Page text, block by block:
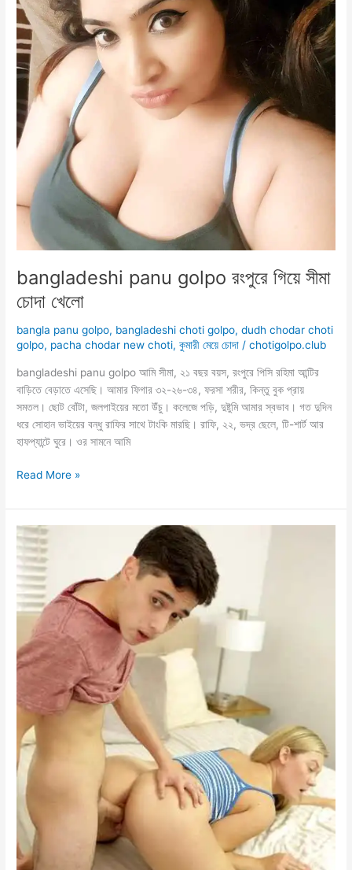
bangladeshi panu golpo রংপুরে গিয়ে সীমা
চোদা খেলো
bangla panu golpo, bangladeshi choti golpo,dudh chodar choti
golpo, pacha chodar new choti,কুমারী মেয়ে চোদা /chotigolpo.club
bangladeshi panu golpo আমি সীমা, ২১ বছর বয়স, রংপুরে পিসি রহিমা আন্টির
বাড়িতে বেড়াতে এসেছি। আমার ফিগার ৩২-২৬-৩৪, ফরসা শরীর, কিন্তু বুক প্রায়
সমতল। ছোট বোঁটা, জলপাইয়ের মতো উঁচু। কলেজে পড়ি, দুষ্টুমি আমার স্বভাব। গত দুদিন
ধরে সোহান ভাইয়ের বন্ধু রাফির সাথে টাংকি মারছি। রাফি, ২২, ভদ্র ছেলে, টি-শার্ট আর
হাফপ্যান্টে ঘুরে। ওর সামনে আমি
bangladeshi
golpo
রংপুরে
গিয়ে
সীমা
চোদা
খেলো
Read More »